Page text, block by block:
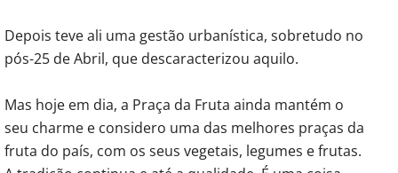
Depois teve ali uma gestão urbanística, sobretudo no
pós-25 de Abril, que descaracterizou aquilo.
Mas hoje em dia, a Praça da Fruta ainda mantém o
seu charme e considero uma das melhores praças da
fruta do país, com os seus vegetais, legumes e frutas.